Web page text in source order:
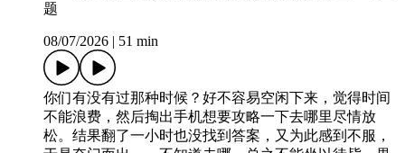
题
08/07/2026 51 min
你们有没有过那种时候？好不容易空闲下来，觉得时间
不能浪费，然后掏出手机想要攻略一下去哪里尽情放
松。结果翻了一小时也没找到答案，又为此感到不服，